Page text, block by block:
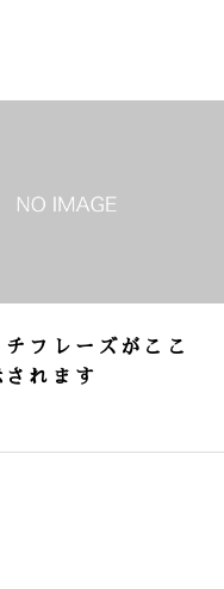
チフレーズがここ
されます